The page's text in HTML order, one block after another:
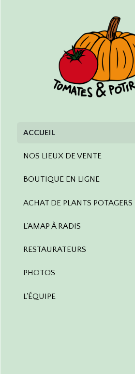
ACCUEIL
NOS LIEUX DE VENTE
BOUTIQUE EN LIGNE
ACHAT DE PLANTS POTAGERS
L'AMAP À RADIS
RESTAURATEURS
PHOTOS
L'ÉQUIPE